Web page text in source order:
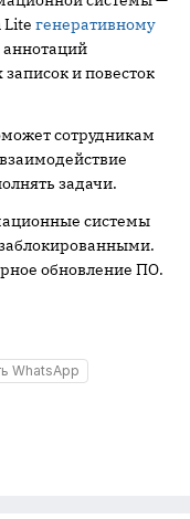
Lite генеративному
и повесток
сотрудникам
задачи.
системы
обновление ПО.
WhatsApp